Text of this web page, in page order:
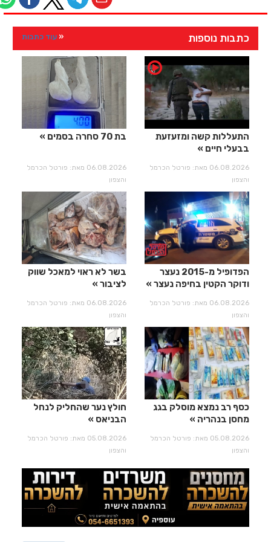
כתבות נוספות עוד כתבות
התעללות קשה ומזעזעת
בבעלי חיים
06.08.2026 מאת: פורטל הכרמל
והצפון
בת 70 סחרה בסמים
06.08.2026 מאת: פורטל הכרמל
והצפון
הפדופיל מ-2015 נעצר
ודוקר הקטין בחיפה נעצר
06.08.2026 מאת: פורטל הכרמל
והצפון
בשר לא ראוי למאכל שווק
לציבור
06.08.2026 מאת: פורטל הכרמל
והצפון
כסף רב נמצא מוסלק בגג
מחסן בנהריה
05.08.2026 מאת: פורטל הכרמל
והצפון
חולץ נער שהחליק לנחל
הבניאס
05.08.2026 מאת: פורטל הכרמל
והצפון